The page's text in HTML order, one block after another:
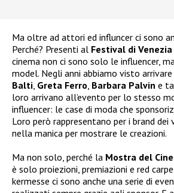
Ma oltre ad attori ed influncer ci sono
Perché? Presenti al Festival di Venezia
cinema non ci sono solo le influencer,
model. Negli anni abbiamo visto
Balti, Greta Ferro, Barbara Palvin e
loro arrivano all’evento per lo stesso
influencer: le case di moda che
Loro però rappresentano per i brand dei
nella manica per mostrare le creazioni.
Ma non solo, perché la Mostra del
è solo proiezioni, premiazioni e red
kermesse ci sono anche una serie di